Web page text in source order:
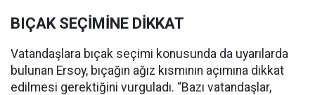
BIÇAK SEÇİMİNE DİKKAT
Vatandaşlara bıçak seçimi konusunda da uyarılarda
bulunan Ersoy, bıçağın ağız kısmının açımına dikkat
edilmesi gerektiğini vurguladı. “Bazı vatandaşlar,